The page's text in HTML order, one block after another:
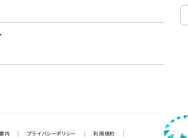
内 | プライバシーポリシー | 利用規約
|